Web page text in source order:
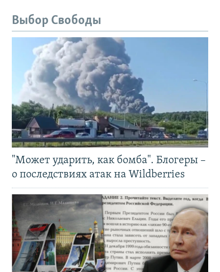
Выбор Свободы
"Может ударить, как бомба". Блогеры –
о последствиях атак на Wildberries